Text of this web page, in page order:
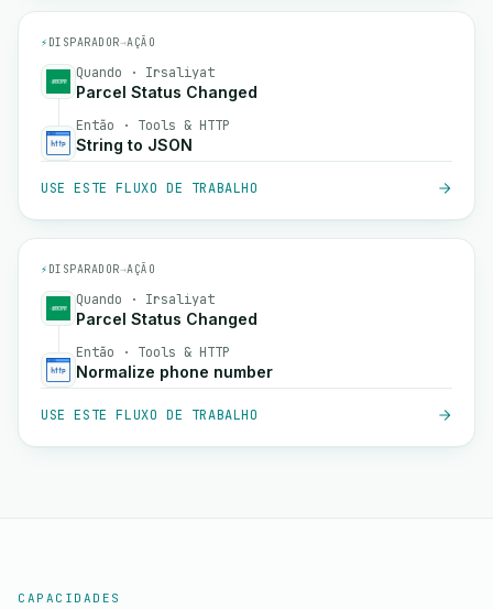
⚡ DISPARADOR→AÇÃO
Quando · Irsaliyat
Parcel Status Changed
Então · Tools & HTTP
String to JSON
USE ESTE FLUXO DE TRABALHO
⚡ DISPARADOR→AÇÃO
Quando · Irsaliyat
Parcel Status Changed
Então · Tools & HTTP
Normalize phone number
USE ESTE FLUXO DE TRABALHO
CAPACIDADES